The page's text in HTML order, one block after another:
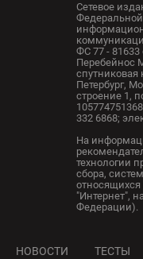
Сетевое
ФС 77 - 81633
Перебейнос
спутниковая
Петербург,
строение 1,
332 6868;
На
технологии
сбора,
относящихся
"Интернет",
Федерации).
НОВОСТИ ТЕСТЫ